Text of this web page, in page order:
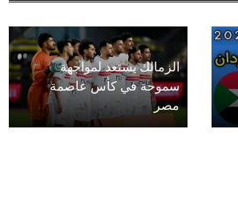
الزمالك يستعد لمواجهة
سموحة في كأس عاصمة
مصر